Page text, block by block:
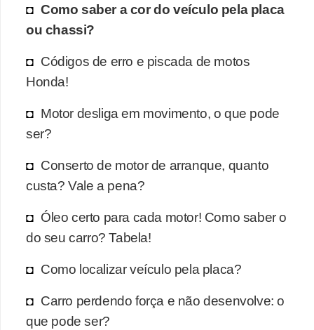
Como saber a cor do veículo pela placa
ou chassi?
Códigos de erro e piscada de motos
Honda!
Motor desliga em movimento, o que pode
ser?
Conserto de motor de arranque, quanto
custa? Vale a pena?
Óleo certo para cada motor! Como saber o
do seu carro? Tabela!
Como localizar veículo pela placa?
Carro perdendo força e não desenvolve: o
que pode ser?
d
C
o
m
r
a
r
c
r
r
o
D
i